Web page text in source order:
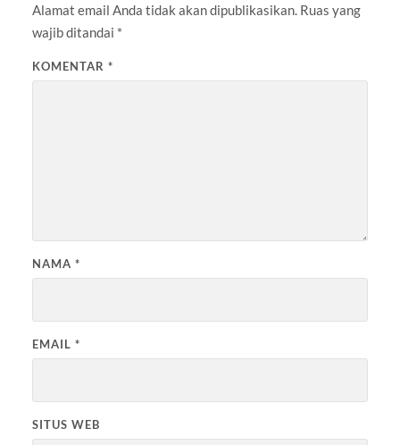
Alamat email Anda tidak akan dipublikasikan. Ruas yang
wajib ditandai *
KOMENTAR *
NAMA *
EMAIL *
SITUS WEB